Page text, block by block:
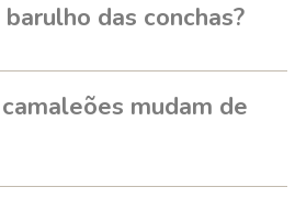
das conchas?
mudam de